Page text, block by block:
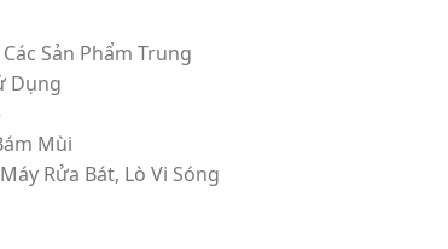
Sản Phẩm Trung
Dụng
Mùi
Rửa Bát, Lò Vi Sóng